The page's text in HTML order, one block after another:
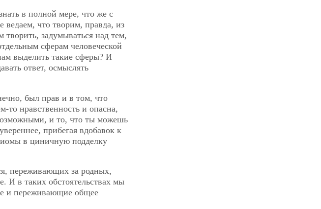
в полной мере, что же с
что творим, правда, из
творить, задумываться над тем,
сферам человеческой
выделить такие сферы? И
ответ, осмыслять
был прав и в том, что
то нравственность и опасна,
и то, что ты можешь
прибегая вдобавок к
в циничную подделку
переживающих за родных,
И в таких обстоятельствах мы
и переживающие общее